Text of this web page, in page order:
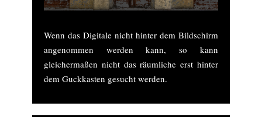
Wenn das Digitale nicht hinter dem Bildschirm
angenommen werden kann, so kann
gleichermaßen nicht das räumliche erst hinter
dem Guckkasten gesucht werden.